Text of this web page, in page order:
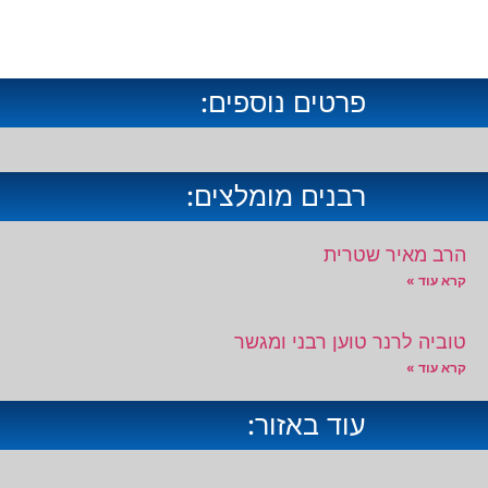
פרטים נוספים:
רבנים מומלצים:
הרב מאיר שטרית
קרא עוד »
טוביה לרנר טוען רבני ומגשר
קרא עוד »
עוד באזור: